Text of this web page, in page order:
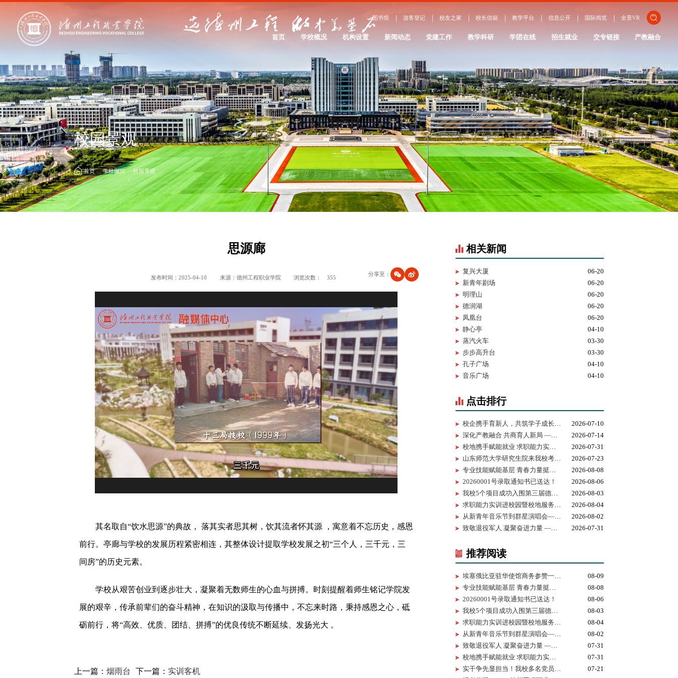
图书馆 游客登记 校友之家 校长信箱 教学平台 信息公开 国际阅览 全景VR
首页 学校概况
办学理念
院系介绍
大事记
校园景观
机构设置
服务管理
新闻动态 党建工作 教学科研 学团在线 招生就业 交专链接 产教融合
校园景观
首页 学校概况 校园景观
思源廊
发布时间：2025-04-10 来源：德州工程职业学院 浏览次数： 355
分享至：
其名取自“饮水思源”的典故， 落其实者思其树，饮其流者怀其源 ，寓意着不忘历史，感恩
前行。亭廊与学校的发展历程紧密相连，其整体设计提取学校发展之初“三个人，三千元，三
间房”的历史元素。
学校从艰苦创业到逐步壮大，凝聚着无数师生的心血与拼搏。时刻提醒着师生铭记学院发
展的艰辛，传承前辈们的奋斗精神，在知识的汲取与传播中，不忘来时路，秉持感恩之心，砥
砺前行，将“高效、优质、团结、拼搏”的优良传统不断延续、发扬光大 。
上一篇： 烟雨台 下一篇： 实训客机
相关新闻
复兴大厦
06-20
新青年剧场
06-20
明理山
06-20
德润湖
06-20
凤凰台
06-20
静心亭
04-10
蒸汽火车
03-30
步步高升台
03-30
孔子广场
04-10
音乐广场
04-10
点击排行
校企携手育新人，共筑学子成长路 ——百胜中国山东分公司来校交...
2026-07-10
深化产教融合 共商育人新局 —— 华为技术有限公司一行来我校考察...
2026-07-14
校地携手赋能就业 求职能力实训进校园暨校地服务签约仪式在我校...
2026-07-31
山东师范大学研究生院来我校考察研究生实习实践基地建设
2026-07-23
专业技能赋能基层 青春力量挺膺担当——德州工程职业学院2026年暑...
2026-08-08
20260001号录取通知书已送达！
2026-08-06
我校5个项目成功入围第三届德州市黄炎培职业教育创新创业大赛决...
2026-08-03
求职能力实训进校园暨校地服务签约仪式在我校举行
2026-08-04
从新青年音乐节到群星演唱会——为什么又是德工？
2026-08-02
致敬退役军人 凝聚奋进力量 —— 我校开展 “八一建军节” 拥军茶...
2026-07-31
推荐阅读
埃塞俄比亚驻华使馆商务参赞一行来访我校深化职教出海务实合作
08-09
专业技能赋能基层 青春力量挺膺担当——德州工程职业学院2026年暑期“三下乡”社会实践交出青春答卷
08-08
20260001号录取通知书已送达！
08-06
我校5个项目成功入围第三届德州市黄炎培职业教育创新创业大赛决赛
08-03
求职能力实训进校园暨校地服务签约仪式在我校举行
08-04
从新青年音乐节到群星演唱会——为什么又是德工？
08-02
致敬退役军人 凝聚奋进力量 —— 我校开展 “八一建军节” 拥军茶话会
07-31
校地携手赋能就业 求职能力实训进校园暨校地服务签约仪式在我校顺利举行
07-31
实干争先显担当！我校多名党员、基层党组织获市级表彰！
07-21